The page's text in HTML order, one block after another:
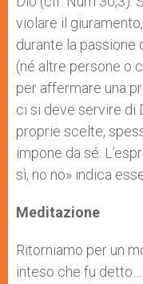
violare il
durante la passione
(né altre persone o
per affermare una
ci si deve servire di
proprie scelte,
impone da sé.
sì, no no» indica
Meditazione
Ritorniamo per un
inteso che fu